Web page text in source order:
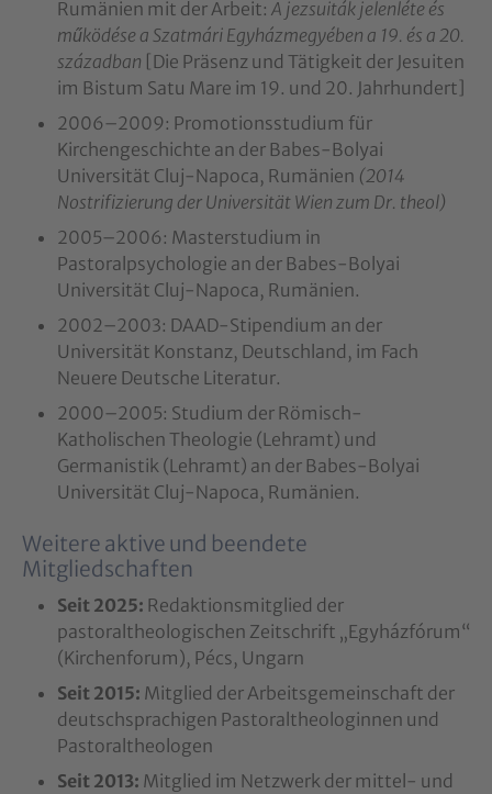
Rumänien mit der Arbeit: A jezsuiták jelenléte és
működése a Szatmári Egyházmegyében a 19. és a 20.
században [Die Präsenz und Tätigkeit der Jesuiten
im Bistum Satu Mare im 19. und 20. Jahrhundert]
2006–2009: Promotionsstudium für
Kirchengeschichte an der Babes-Bolyai
Universität Cluj-Napoca, Rumänien (2014
Nostrifizierung der Universität Wien zum Dr. theol)
2005–2006: Masterstudium in
Pastoralpsychologie an der Babes-Bolyai
Universität Cluj-Napoca, Rumänien.
2002–2003: DAAD-Stipendium an der
Universität Konstanz, Deutschland, im Fach
Neuere Deutsche Literatur.
2000–2005: Studium der Römisch-
Katholischen Theologie (Lehramt) und
Germanistik (Lehramt) an der Babes-Bolyai
Universität Cluj-Napoca, Rumänien.
Weitere aktive und beendete
Mitgliedschaften
Seit 2025: Redaktionsmitglied der
pastoraltheologischen Zeitschrift „Egyházfórum“
(Kirchenforum), Pécs, Ungarn
Seit 2015: Mitglied der Arbeitsgemeinschaft der
deutschsprachigen Pastoraltheologinnen und
Pastoraltheologen
Seit 2013: Mitglied im Netzwerk der mittel- und